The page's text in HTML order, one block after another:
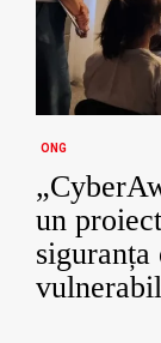
ONG
un